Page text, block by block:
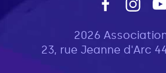
2026
23, rue Jeanne d'Arc